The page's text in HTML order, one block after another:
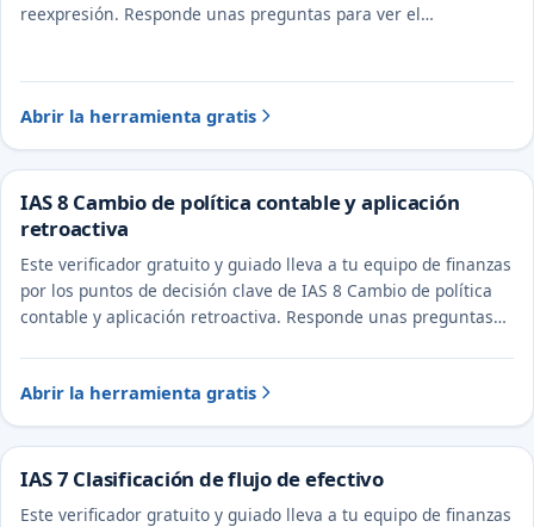
reexpresión. Responde unas preguntas para ver el
Abrir la herramienta gratis
IAS 8 Cambio de política contable y aplicación
retroactiva
Este verificador gratuito y guiado lleva a tu equipo de finanzas
por los puntos de decisión clave de IAS 8 Cambio de política
contable y aplicación retroactiva. Responde unas preguntas
Abrir la herramienta gratis
IAS 7 Clasificación de flujo de efectivo
Este verificador gratuito y guiado lleva a tu equipo de finanzas